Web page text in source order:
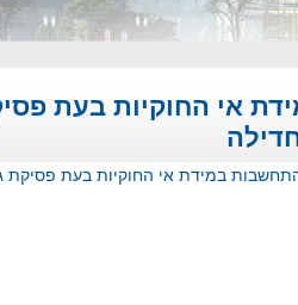
אי החוקיות בעת
במידת אי החוקיות בעת פסיקת